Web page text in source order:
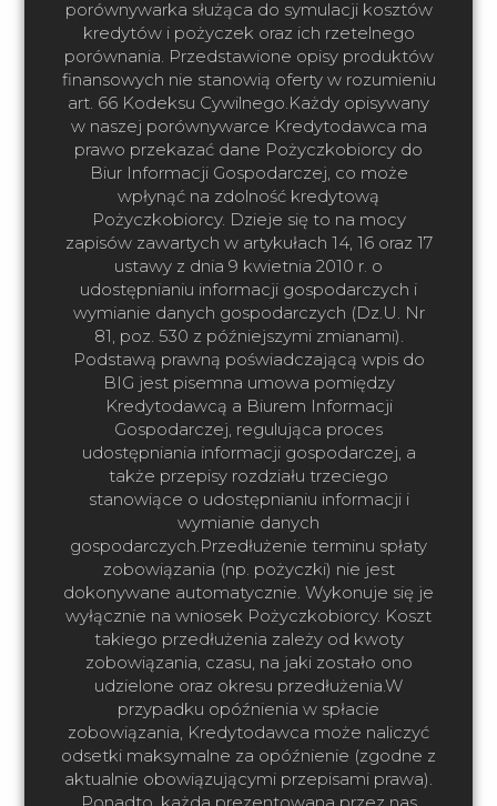
porównywarka służąca do symulacji kosztów
kredytów i pożyczek oraz ich rzetelnego
porównania. Przedstawione opisy produktów
finansowych nie stanowią oferty w rozumieniu
art. 66 Kodeksu Cywilnego.Każdy opisywany
w naszej porównywarce Kredytodawca ma
prawo przekazać dane Pożyczkobiorcy do
Biur Informacji Gospodarczej, co może
wpłynąć na zdolność kredytową
Pożyczkobiorcy. Dzieje się to na mocy
zapisów zawartych w artykułach 14, 16 oraz 17
ustawy z dnia 9 kwietnia 2010 r. o
udostępnianiu informacji gospodarczych i
wymianie danych gospodarczych (Dz.U. Nr
81, poz. 530 z późniejszymi zmianami).
Podstawą prawną poświadczającą wpis do
BIG jest pisemna umowa pomiędzy
Kredytodawcą a Biurem Informacji
Gospodarczej, regulująca proces
udostępniania informacji gospodarczej, a
także przepisy rozdziału trzeciego
stanowiące o udostępnianiu informacji i
wymianie danych
gospodarczych.Przedłużenie terminu spłaty
zobowiązania (np. pożyczki) nie jest
dokonywane automatycznie. Wykonuje się je
wyłącznie na wniosek Pożyczkobiorcy. Koszt
takiego przedłużenia zależy od kwoty
zobowiązania, czasu, na jaki zostało ono
udzielone oraz okresu przedłużenia.W
przypadku opóźnienia w spłacie
zobowiązania, Kredytodawca może naliczyć
odsetki maksymalne za opóźnienie (zgodne z
aktualnie obowiązującymi przepisami prawa).